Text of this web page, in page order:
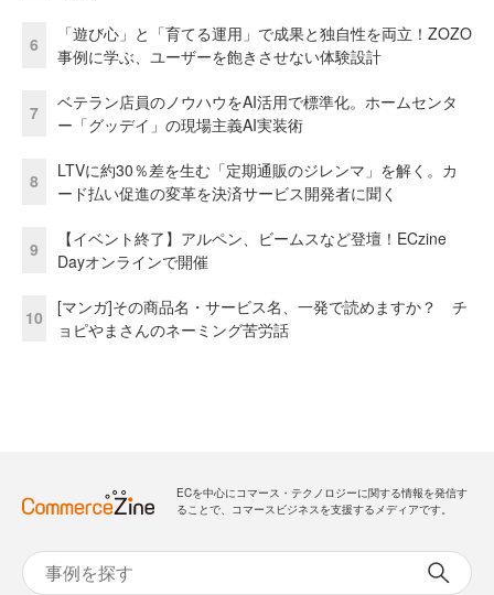
6
「遊び心」と「育てる運用」で成果と独自性を両立！ZOZO
事例に学ぶ、ユーザーを飽きさせない体験設計
7
ベテラン店員のノウハウをAI活用で標準化。ホームセンタ
ー「グッデイ」の現場主義AI実装術
8
LTVに約30％差を生む「定期通販のジレンマ」を解く。カ
ード払い促進の変革を決済サービス開発者に聞く
9
【イベント終了】アルペン、ビームスなど登壇！ECzine
Dayオンラインで開催
10
[マンガ]その商品名・サービス名、一発で読めますか？ チ
ョピやまさんのネーミング苦労話
ECを中心にコマース・テクノロジーに関する情報を発信す
ることで、コマースビジネスを支援するメディアです。